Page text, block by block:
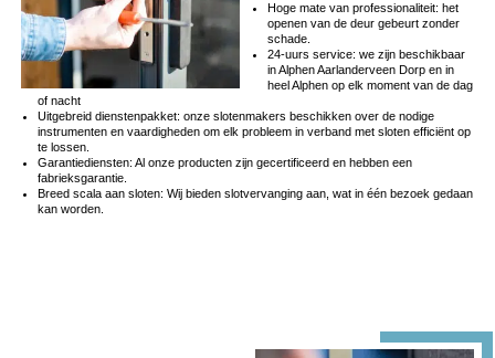
Hoge mate van professionaliteit: het
openen van de deur gebeurt zonder
schade.
24-uurs service: we zijn beschikbaar
in Alphen Aarlanderveen Dorp en in
heel Alphen op elk moment van de dag
of nacht
Uitgebreid dienstenpakket: onze slotenmakers beschikken over de nodige
instrumenten en vaardigheden om elk probleem in verband met sloten efficiënt op
te lossen.
Garantiediensten: Al onze producten zijn gecertificeerd en hebben een
fabrieksgarantie.
Breed scala aan sloten: Wij bieden slotvervanging aan, wat in één bezoek gedaan
kan worden.